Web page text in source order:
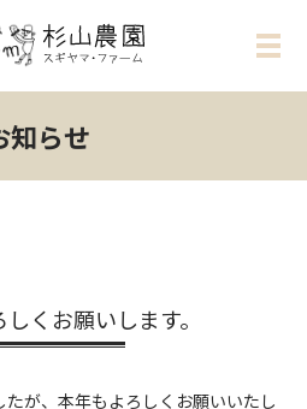
メ
知らせ
くお願いします。
が、本年もよろしくお願いいたし